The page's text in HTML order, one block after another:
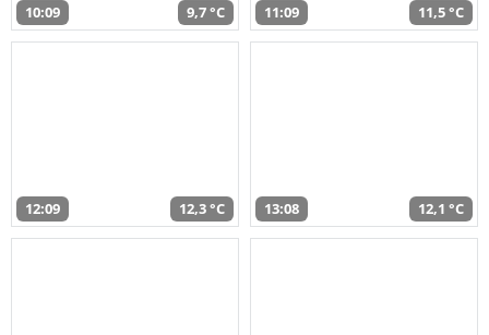
10:09 9,7 °C 11:09 11,5 °C
12:09 12,3 °C 13:08 12,1 °C